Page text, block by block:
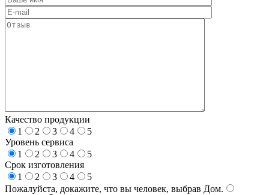
Качество продукции
1
2 3 4
5
Уровень сервиса
1
2 3 4
5
Срок изготовления
1
2 3 4
5
Пожалуйста, докажите, что вы человек, выбрав Дом.